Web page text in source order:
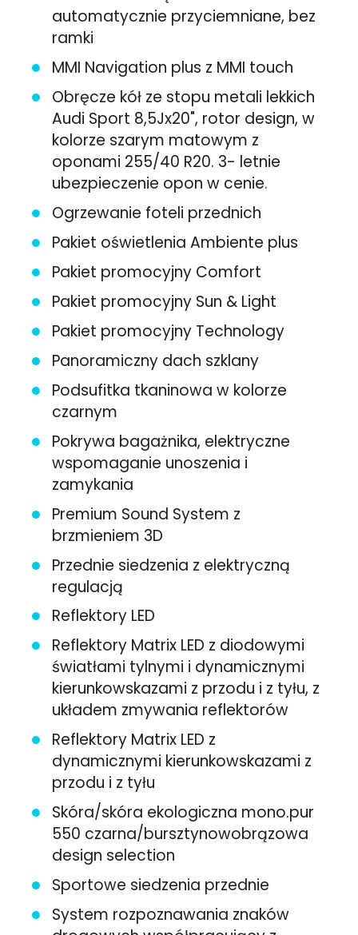
automatycznie przyciemniane, bez
ramki
MMI Navigation plus z MMI touch
Obręcze kół ze stopu metali lekkich
Audi Sport 8,5Jx20", rotor design, w
kolorze szarym matowym z
oponami 255/40 R20. 3- letnie
ubezpieczenie opon w cenie.
Ogrzewanie foteli przednich
Pakiet oświetlenia Ambiente plus
Pakiet promocyjny Comfort
Pakiet promocyjny Sun & Light
Pakiet promocyjny Technology
Panoramiczny dach szklany
Podsufitka tkaninowa w kolorze
czarnym
Pokrywa bagażnika, elektryczne
wspomaganie unoszenia i
zamykania
Premium Sound System z
brzmieniem 3D
Przednie siedzenia z elektryczną
regulacją
Reflektory LED
Reflektory Matrix LED z diodowymi
światłami tylnymi i dynamicznymi
kierunkowskazami z przodu i z tyłu, z
układem zmywania reflektorów
Reflektory Matrix LED z
dynamicznymi kierunkowskazami z
przodu i z tyłu
Skóra/skóra ekologiczna mono.pur
550 czarna/bursztynowobrązowa
design selection
Sportowe siedzenia przednie
System rozpoznawania znaków